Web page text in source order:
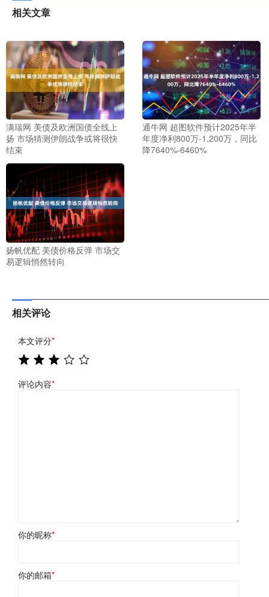
相关文章
满瑞网 美债及欧洲国债全线上
扬 市场猜测伊朗战争或将很快
结束
通牛网 超图软件预计2025年半
年度净利800万-1,200万，同比
降7640%-6460%
扬帆优配 美债价格反弹 市场交
易逻辑悄然转向
相关评论
本文评分*
评论内容*
你的昵称*
你的邮箱*